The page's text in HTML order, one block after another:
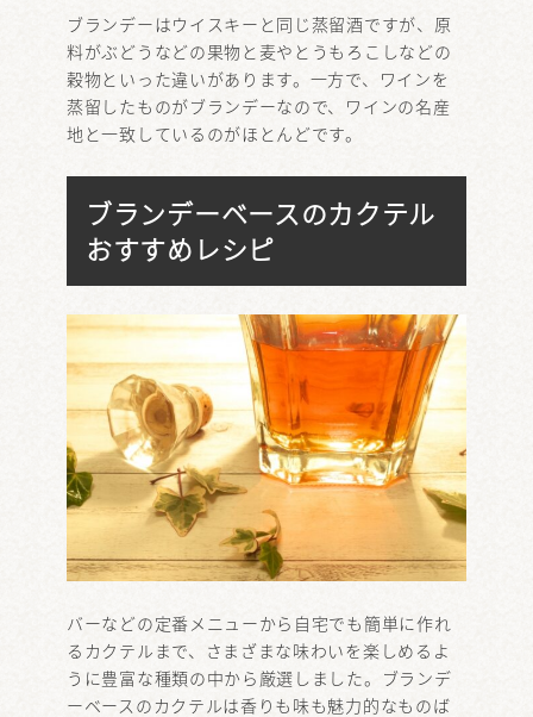
ブランデーはウイスキーと同じ蒸留酒ですが、原
料がぶどうなどの果物と麦やとうもろこしなどの
穀物といった違いがあります。一方で、ワインを
蒸留したものがブランデーなので、ワインの名産
地と一致しているのがほとんどです。
ブランデーベースのカクテル
おすすめレシピ
バーなどの定番メニューから自宅でも簡単に作れ
るカクテルまで、さまざまな味わいを楽しめるよ
うに豊富な種類の中から厳選しました。ブランデ
ーベースのカクテルは香りも味も魅力的なものば